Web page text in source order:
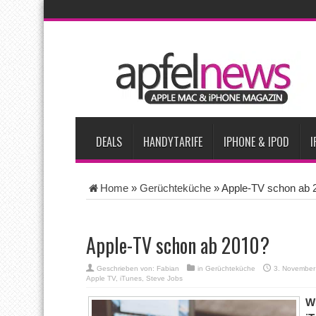
Apple beherrscht 65 Prozent des globalen Premium-
iPhone 18 Pro zum Marktstart möglicherweise nur begrenzt
iPhone Ultra lässt Verkauf faltbarer Smartphones 2026 um 20
iPhone 18 Pro: Diese 3 großen Upgrades bringt das Top-
DEALS HANDYTARIFE IPHONE & IPOD
Home » Gerüchteküche »Apple-TV schon ab
Apple-TV schon ab 2010?
Geschrieben von: Fabian in Gerüchteküche 3.
Apple TV, iTunes Steve Jobs